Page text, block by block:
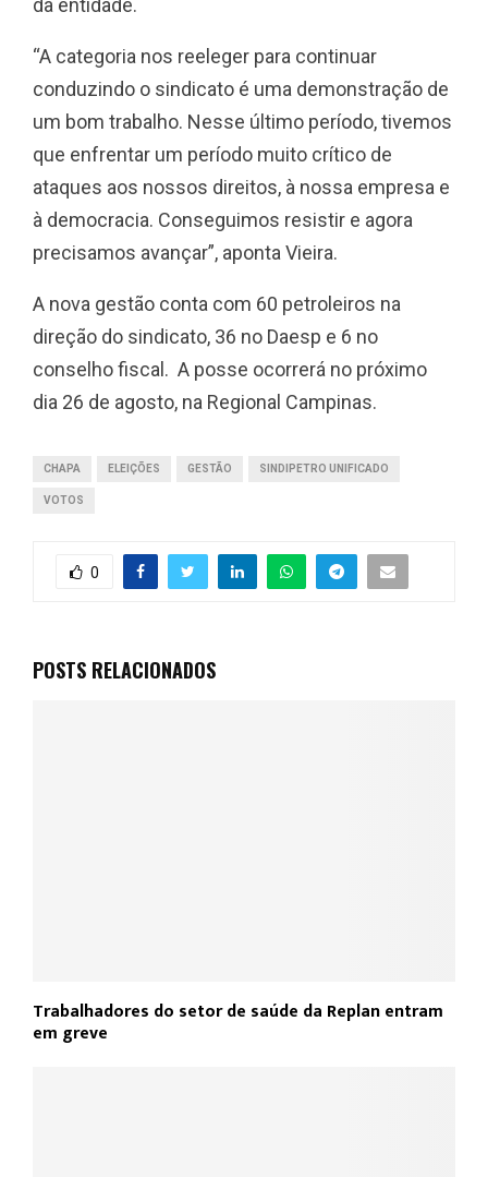
“A categoria nos reeleger para continuar
conduzindo o sindicato é uma demonstração de
um bom trabalho. Nesse último período, tivemos
que enfrentar um período muito crítico de
ataques aos nossos direitos, à nossa empresa e
à democracia. Conseguimos resistir e agora
precisamos avançar”, aponta Vieira.
A nova gestão conta com 60 petroleiros na
direção do sindicato, 36 no Daesp e 6 no
conselho fiscal. A posse ocorrerá no próximo
dia 26 de agosto, na Regional Campinas.
CHAPA ELEIÇÕES GESTÃO SINDIPETRO UNIFICADO
VOTOS
0
POSTS RELACIONADOS
Trabalhadores do setor de saúde da Replan entram
em greve